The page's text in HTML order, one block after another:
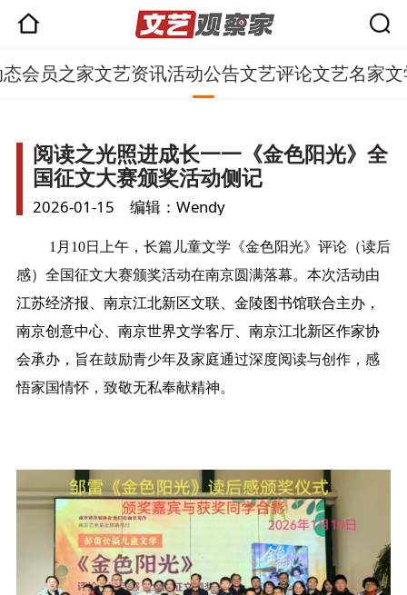
会员之家文艺资讯活动公告文艺评论文艺名家
阅读之光照进成长一一《金色阳光》全
国征文大赛颁奖活动侧记
2026-01-15 编辑：Wendy
1月10日上午，长篇儿童文学《金色阳光》评论（读后
感）全国征文大赛颁奖活动在南京圆满落幕。本次活动由
江苏经济报、南京江北新区文联、金陵图书馆联合主办，
南京创意中心、南京世界文学客厅、南京江北新区作家协
会承办， 旨在鼓励青少年及家庭通过深度阅读与创作，感
悟家国情怀，致敬无私奉献精神。